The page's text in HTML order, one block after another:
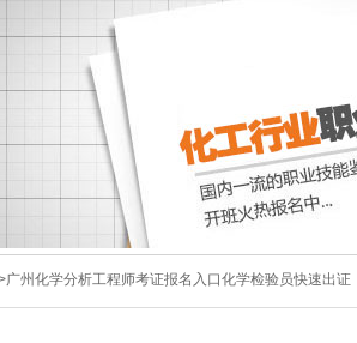
广州化学分析工程师考证报名入口化学检验员快速出证